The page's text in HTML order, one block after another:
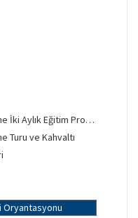
Afgan Maden Mühendislerine İki Aylık Eğitim Projesi
Turu ve Kahvaltı
Oryantasyonu